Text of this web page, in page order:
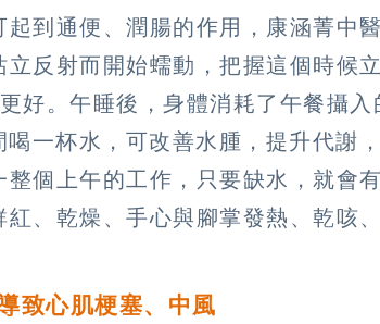
到通便、潤腸的作用，康涵菁中
反射而開始蠕動，把握這個時候
好。午睡後，身體消耗了午餐攝入
一杯水，可改善水腫，提升代謝
個上午的工作，只要缺水，就會
、乾燥、手心與腳掌發熱、乾咳
致心肌梗塞、中風